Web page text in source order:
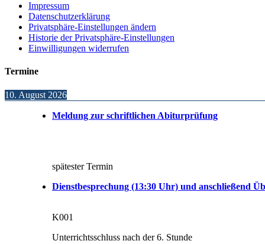
Impressum
Datenschutzerklärung
Privatsphäre-Einstellungen ändern
Historie der Privatsphäre-Einstellungen
Einwilligungen widerrufen
Termine
10. August 2026
Meldung zur schriftlichen Abiturprüfung
spätester Termin
Dienstbesprechung (13:30 Uhr) und anschließend
K001
Unterrichtsschluss nach der 6. Stunde